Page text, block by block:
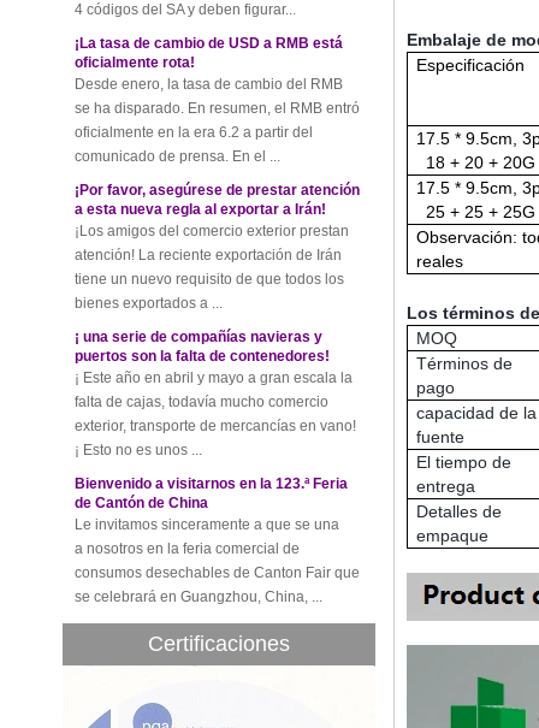
¡La tasa de cambio de USD a RMB está
Desde enero, la tasa de cambio del RMB
se ha disparado. En resumen, el RMB entró
oficialmente en la era 6.2 a partir del
comunicado de prensa. En el ...
¡Por favor, asegúrese de prestar atención
¡Los amigos del comercio exterior prestan
atención! La reciente exportación de Irán
tiene un nuevo requisito de que todos los
bienes exportados a ...
¡ una serie de compañías navieras y
¡ Este año en abril y mayo a gran escala la
falta de cajas, todavía mucho comercio
exterior, transporte de mercancías en vano!
¡ Esto no es unos ...
Bienvenido a visitarnos en la 123.ª Feria
Le invitamos sinceramente a que se una
a nosotros en la feria comercial de
consumos desechables de Canton Fair que
se celebrará en Guangzhou, China, ...
La industria compuesta global alcanzará
Se espera que el mercado compuesto
global alcance los $39,1 mil millones por
crecimiento anual compuesta sea 5,1% de
Certificaciones
Embalaje de
Especificación
17.5 * 9.5cm,
18 + 20 + 20G
17.5 * 9.5cm,
25 + 25 + 25G
Observación:
reales
Los términos
MOQ
Términos de
pago
capacidad de la
fuente
El tiempo de
entrega
Detalles de
empaque